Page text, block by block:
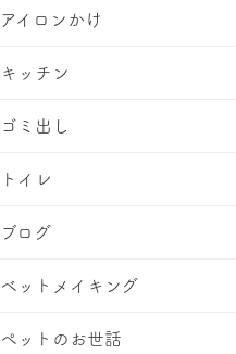
アイロンかけ
キッチン
ゴミ出し
トイレ
ブログ
ベットメイキング
ペットのお世話